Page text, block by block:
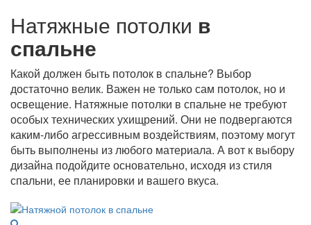
Натяжные потолки в
спальне
Какой должен быть потолок в спальне? Выбор
достаточно велик. Важен не только сам потолок, но и
освещение. Натяжные потолки в спальне не требуют
особых технических ухищрений. Они не подвергаются
каким-либо агрессивным воздействиям, поэтому могут
быть выполнены из любого материала. А вот к выбору
дизайна подойдите основательно, исходя из стиля
спальни, ее планировки и вашего вкуса.